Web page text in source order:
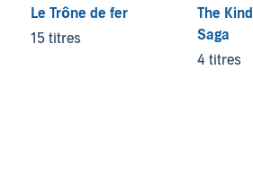
Le Trône de fer
15 titres
The
Saga
4 titres